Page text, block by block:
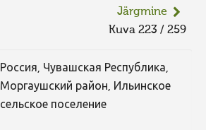
Järgmine
Kuva 223 / 259
Россия, Чувашская Республика,
Моргаушский район, Ильинское
сельское поселение